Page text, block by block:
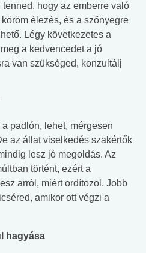
hogy az emberre való
élezés, és a szőnyegre
Légy következetes a
a kedvencedet a jó
van szükséged, konzultálj
padlón, lehet, mérgesen
az állat viselkedés szakértők
lesz jó megoldás. Az
történt, ezért a
arról, miért ordítozol. Jobb
amikor ott végzi a
hagyása